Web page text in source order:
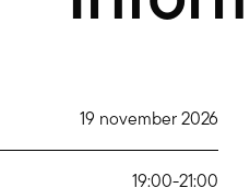
19 november 2026
19:00-21:00